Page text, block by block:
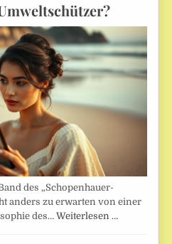
des „Schopenhauer-
anders zu erwarten von einer
des…Weiterlesen …